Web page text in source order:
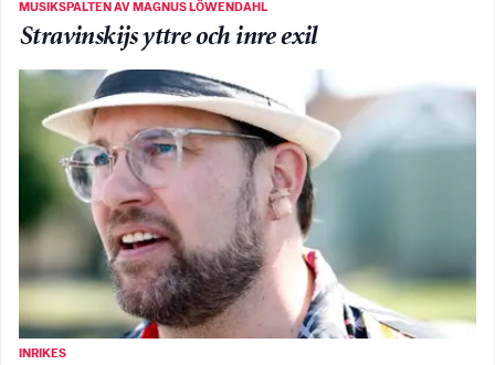
MUSIKSPALTEN AV MAGNUS LÖWENDAHL
Stravinskijs yttre och inre exil
INRIKES